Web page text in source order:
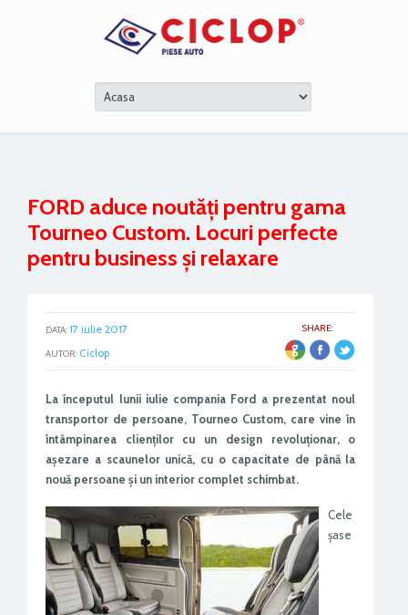
FORD aduce noutăți pentru gama
Tourneo Custom. Locuri perfecte
pentru business și relaxare
SHARE:
DATA: 17 iulie 2017
AUTOR: Ciclop
La începutul lunii iulie compania Ford a prezentat noul
transportor de persoane, Tourneo Custom, care vine în
întâmpinarea clienților cu un design revoluționar, o
așezare a scaunelor unică, cu o capacitate de până la
nouă persoane și un interior complet schimbat.
Cele
șase